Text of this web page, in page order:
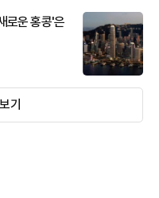
로운 홍콩'은
기